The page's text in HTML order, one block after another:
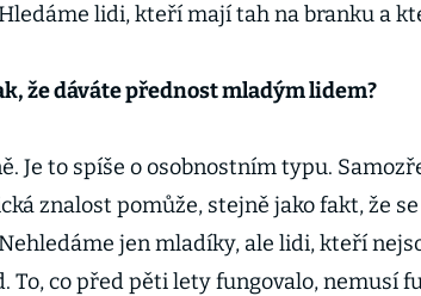
lidi, kteří mají tah na branku a
že dáváte přednost mladým lidem?
Je to spíše o osobnostním typu.
znalost pomůže, stejně jako fakt, že
jen mladíky, ale lidi, kteří
To, co před pěti lety fungovalo, nemusí